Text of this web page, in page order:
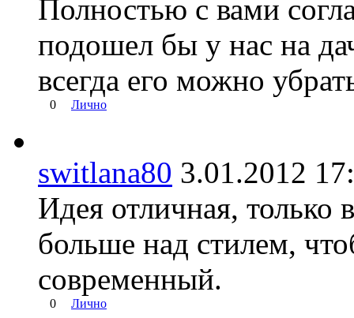
Полностью с вами
подошел бы у нас на
всегда его можно
0 Лично
switlana80 3.01.2012
Идея отличная, только
больше над стилем,
современный.
0 Лично